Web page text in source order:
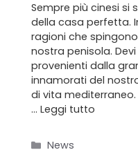
Sempre più cinesi si
della casa perfetta.
ragioni che
nostra penisola.
provenienti dalla
innamorati del
di vita
… Leggi tutto
Categorie
News